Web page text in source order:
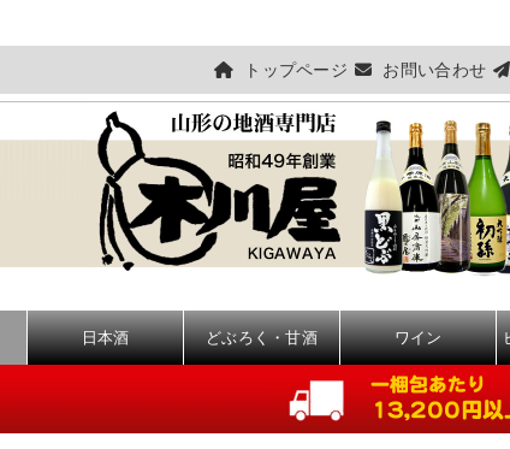
トップページ お問い合わせ
日本酒 どぶろく・甘酒 ワイン